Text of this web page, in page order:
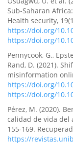
Sub-Saharan
Health security,
https://doi.org/
https://doi.org/
Pennycook, G.,
Rand, D. (2021).
misinformation
https://doi.org/
https://doi.org/
Pérez, M. (2020).
calidad de vida del
155-169.
https://